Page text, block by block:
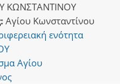
ΚΩΝΣΤΑΝΤΙΝΟΥ
Αγίου Κωνσταντίνου
ενότητα
Αγίου